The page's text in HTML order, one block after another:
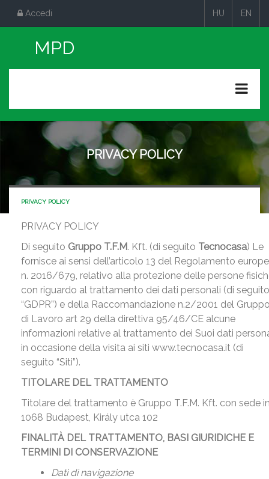
Accedi HU EN
PRIVACY POLICY
PRIVACY POLICY
PRIVACY POLICY
Di seguito Gruppo T.F.M. Kft. (di seguito Tecnocasa) Le
fornisce ai sensi dell’articolo 13 del Regolamento
n. 2016/679, relativo alla protezione delle persone
con riguardo al trattamento dei dati personali (di seguito
“GDPR”) e della Raccomandazione n.2/2001 del
di Lavoro art 29 della direttiva 95/46/CE alcune
informazioni relative al trattamento dei Suoi dati
in occasione della visita ai siti www.tecnocasa.it (di
seguito “Siti”).
TITOLARE DEL TRATTAMENTO
Titolare del trattamento è Gruppo T.F.M. Kft. con sede
1068 Budapest, Király utca 102
FINALITÀ DEL TRATTAMENTO, BASI GIURIDICHE E
TERMINI DI CONSERVAZIONE
Dati di navigazione